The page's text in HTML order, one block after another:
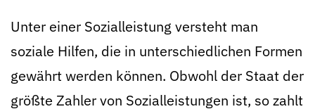
Unter einer Sozialleistung versteht man
soziale Hilfen, die in unterschiedlichen Formen
gewährt werden können. Obwohl der Staat der
größte Zahler von Sozialleistungen ist, so zahlt